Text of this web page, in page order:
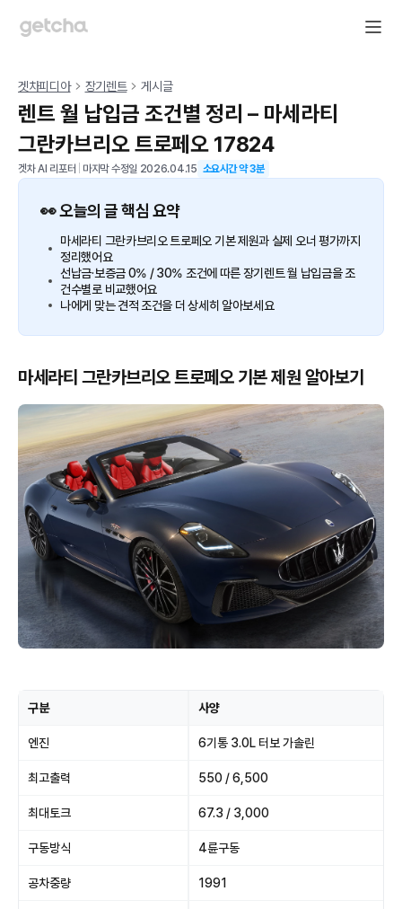
겟차피디아 장기렌트 게시글
렌트 월 납입금 조건별 정리 – 마세라티
그란카브리오 트로페오 17824
겟차 AI 리포터 마지막 수정일 2026.04.15 소요시간 약3분
👀 오늘의 글 핵심 요약
마세라티 그란카브리오 트로페오 기본 제원과 실제 오너 평가까지
정리했어요
선납금·보증금 0% / 30% 조건에 따른 장기렌트 월 납입금을 조
건수별로 비교했어요
나에게 맞는 견적 조건을 더 상세히 알아보세요
마세라티 그란카브리오 트로페오 기본 제원 알아보기
구분 사양
엔진 6기통 3.0L 터보 가솔린
최고출력 550 / 6,500
최대토크 67.3 / 3,000
구동방식 4륜구동
공차중량 1991